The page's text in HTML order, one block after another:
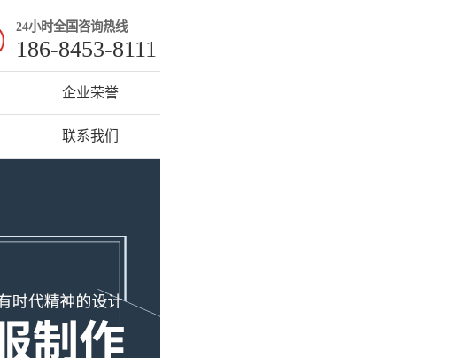
24小时全国咨询热线
186-8453-8111
企业荣誉
联系我们